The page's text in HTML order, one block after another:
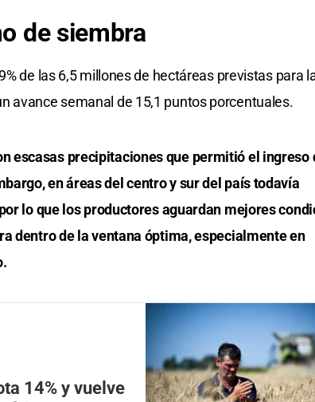
de siembra
de las 6,5 millones de hectáreas previstas para
avance semanal de 15,1 puntos porcentuales.
escasas precipitaciones que permitió el ingreso
en áreas del centro y sur del país todavía
lo que los productores aguardan mejores
dentro de la ventana óptima, especialmente en
14% y vuelve